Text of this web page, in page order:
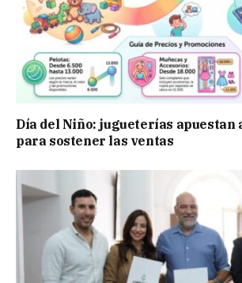
Día del Niño: jugueterías apuestan
para sostener las ventas